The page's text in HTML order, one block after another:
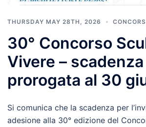
THURSDAY MAY 28TH, 2026
30° Concorso
Vivere – scadenza
prorogata al 30
Si comunica che la scadenza per
adesione alla 30° edizione del